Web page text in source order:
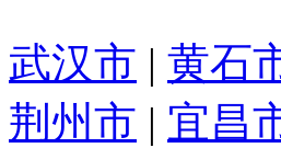
武汉市 | 黄石
荆州市 | 宜昌